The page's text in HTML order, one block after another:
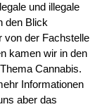
und illegale
den Blick
von der Fachstelle
kamen wir in den
Cannabis.
Informationen
aber das